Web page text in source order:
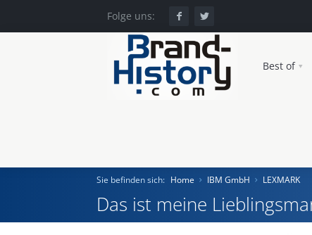
Folge uns:
Best of
Sie befinden sich: Home IBM GmbH LEXMARK
Das ist meine